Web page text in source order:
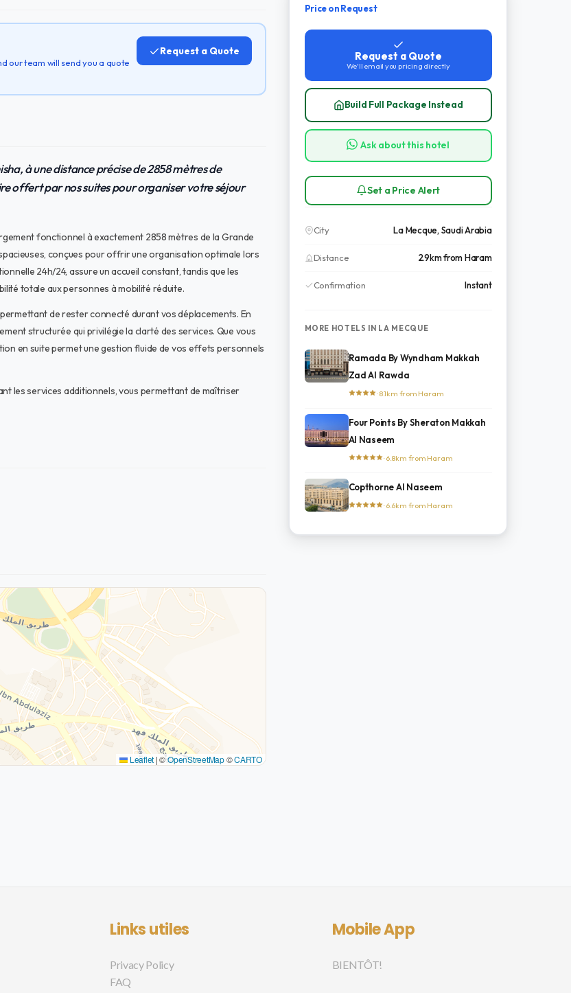
our team will send you a quote
Request a Quote
à une distance précise de 2858 mètres de
offert par nos suites pour organiser votre séjour
fonctionnel à exactement 2858 mètres de la Grande
conçues pour offrir une organisation optimale lors
24h/24, assure un accueil constant, tandis que les
totale aux personnes à mobilité réduite.
de rester connecté durant vos déplacements. En
structurée qui privilégie la clarté des services. Que vous
en suite permet une gestion fluide de vos effets personnels
les services additionnels, vous permettant de maîtriser
Leaflet |©OpenStreetMap©CARTO
Price on Request
Request a Quote
We'll email you pricing directly
Build Full Package Instead
Ask about this hotel
Set a Price Alert
City La Mecque, Saudi Arabia
Distance 2.9km from Haram
Confirmation Instant
MORE HOTELS IN LA MECQUE
Ramada By Wyndham Makkah
Zad Al Rawda
· 8.1km from Haram
Four Points By Sheraton Makkah
Al Naseem
· 6.8km from Haram
Copthorne Al Naseem
· 6.6km from Haram
Links utiles
Privacy Policy
FAQ
Mobile App
BIENTÔT!